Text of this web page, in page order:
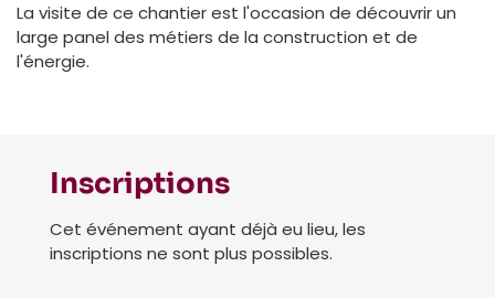
La visite de ce chantier est l'occasion de découvrir un
large panel des métiers de la construction et de
l'énergie.
Inscriptions
Cet événement ayant déjà eu lieu, les
inscriptions ne sont plus possibles.